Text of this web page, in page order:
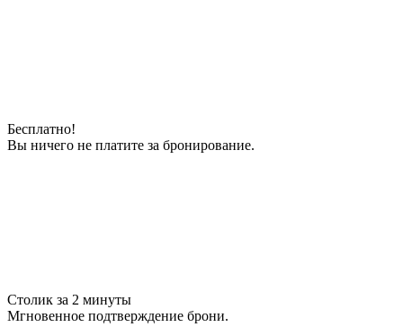
Бесплатно!
Вы ничего не платите за бронирование.
Столик за 2 минуты
Мгновенное подтверждение брони.